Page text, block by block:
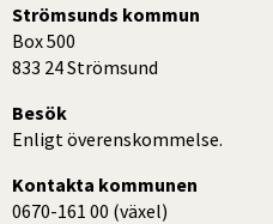
Strömsunds kommun
Box 500
833 24 Strömsund
Besök
Enligt överenskommelse.
Kontakta kommunen
0670-161 00 (växel)